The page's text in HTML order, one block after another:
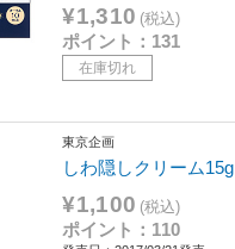
¥1,310 (税込)
ポイント：131
在庫切れ
東京企画
しわ隠しクリーム15g
¥1,100 (税込)
ポイント：110